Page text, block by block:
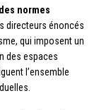
normes
directeurs énoncés
qui imposent un
des espaces
l’ensemble